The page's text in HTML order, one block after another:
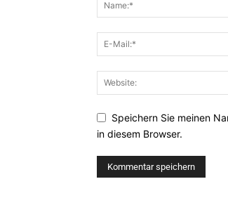
Speichern Sie meinen
in diesem Browser.